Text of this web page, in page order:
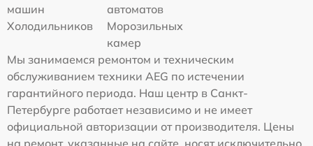
машин
автоматов
Холодильников
Морозильных
камер
Мы занимаемся ремонтом и техническим
обслуживанием техники AEG по истечении
гарантийного периода. Наш центр в Санкт-
Петербурге работает независимо и не имеет
официальной авторизации от производителя. Цены
на ремонт, указанные на сайте, носят исключительно